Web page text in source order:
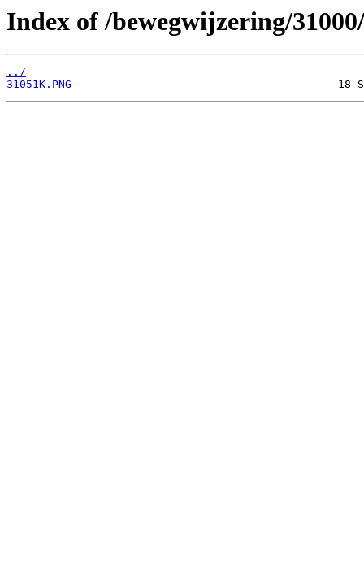
Index of /bewegwijzering/
../
31051K.PNG